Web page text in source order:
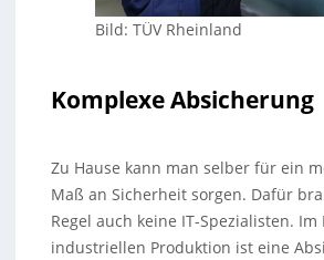
Bild: TÜV Rheinland
Komplexe Absicherung
Zu Hause kann man selber für ein
Maß an Sicherheit sorgen. Dafür
Regel auch keine IT-Spezialisten.
industriellen Produktion ist eine